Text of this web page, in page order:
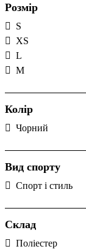
Розмір
S
XS
L
M
Колір
Чорний
Вид спорту
Спорт і стиль
Склад
Поліестер